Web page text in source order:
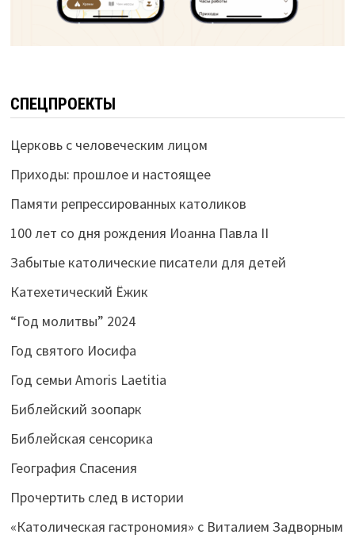
СПЕЦПРОЕКТЫ
Церковь с человеческим лицом
Приходы: прошлое и настоящее
Памяти репрессированных католиков
100 лет со дня рождения Иоанна Павла II
Забытые католические писатели для детей
Катехетический Ёжик
“Год молитвы” 2024
Год святого Иосифа
Год семьи Amoris Laetitia
Библейский зоопарк
Библейская сенсорика
География Спасения
Прочертить след в истории
«Католическая гастрономия» с Виталием Задворным